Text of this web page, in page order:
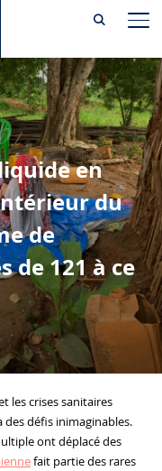
en
du
de
de 121 à ce
les crises sanitaires
défis inimaginables.
ont déplacé des
fait partie des rares